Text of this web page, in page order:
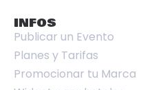
INFOS
Publicar un Evento
Planes y Tarifas
Promocionar tu Marca